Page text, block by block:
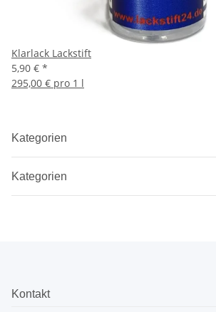
Klarlack Lackstift
5,90 € *
295,00 € pro 1 l
Kategorien
Kategorien
Kontakt